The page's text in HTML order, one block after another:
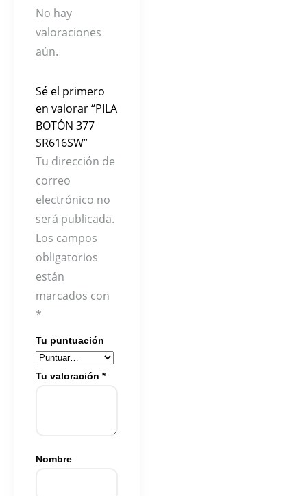
No hay
valoraciones
aún.
Sé el primero
en valorar “PILA
BOTÓN 377
SR616SW”
Tu dirección de
correo
electrónico no
será publicada.
Los campos
obligatorios
están
marcados con
*
Tu puntuación
Tu valoración *
Nombre